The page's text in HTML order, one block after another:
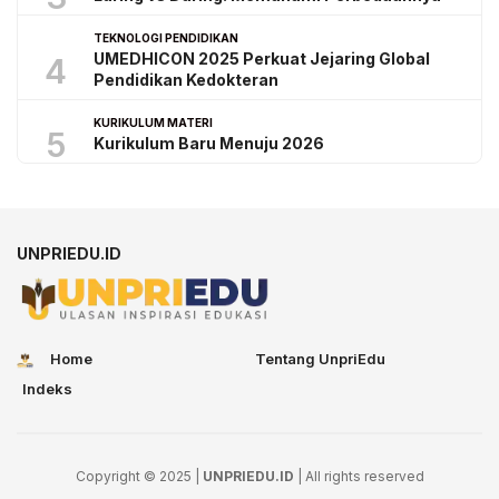
4
TEKNOLOGI PENDIDIKAN
UMEDHICON 2025 Perkuat Jejaring Global
Pendidikan Kedokteran
5
KURIKULUM MATERI
Kurikulum Baru Menuju 2026
UNPRIEDU.ID
Home
Tentang UnpriEdu
Indeks
Copyright © 2025 | UNPRIEDU.ID | All rights reserved